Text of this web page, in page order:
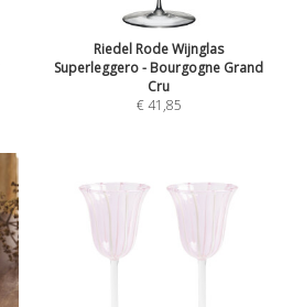
Riedel Rode Wijnglas
Superleggero - Bourgogne Grand
Cru
€41,85